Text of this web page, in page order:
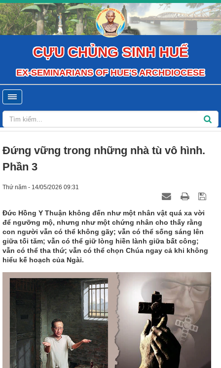
CỰU CHỦNG SINH HUẾ
EX-SEMINARIANS OF HUE'S ARCHDIOCESE
Đứng vững trong những nhà tù vô hình.
Phần 3
Thứ năm - 14/05/2026 09:31
Đức Hồng Y Thuận không đến như một nhân vật quá xa vời
để ngưỡng mộ, nhưng như một chứng nhân cho thấy rằng
con người vẫn có thể không gãy; vẫn có thể sống sáng lên
giữa tối tăm; vẫn có thể giữ lòng hiền lành giữa bất công;
vẫn có thể tha thứ; vẫn có thể chọn Chúa ngay cả khi không
hiểu kế hoạch của Ngài.